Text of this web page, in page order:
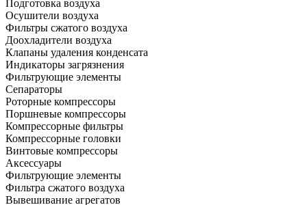
Подготовка воздуха
Осушители воздуха
Фильтры сжатого воздуха
Доохладители воздуха
Клапаны удаления конденсата
Индикаторы загрязнения
Фильтрующие элементы
Сепараторы
Роторные компрессоры
Поршневые компрессоры
Компрессорные фильтры
Компрессорные головки
Винтовые компрессоры
Аксессуары
Фильтрующие элементы
Фильтра сжатого воздуха
Вывешивание агрегатов